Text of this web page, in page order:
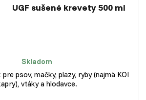
UGF sušené krevety 500 ml
Skladom
psov, mačky, plazy, ryby (najmä KOI
vtáky a hlodavce.